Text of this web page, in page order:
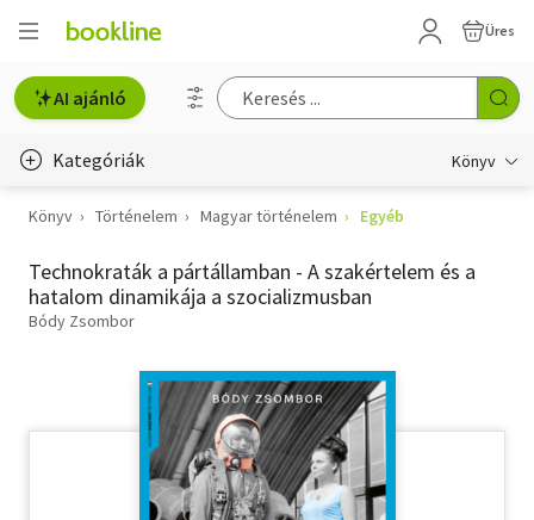
Üres
AI ajánló
Kategóriák Könyv
Életmód, egészség
Erotika
Gyermek- és ifjúsági
Hobbi, szabadidő
Könyv Történelem Magyar történelem Egyéb
Technokraták a pártállamban - A szakértelem és a
hatalom dinamikája a szocializmusban
Bódy Zsombor